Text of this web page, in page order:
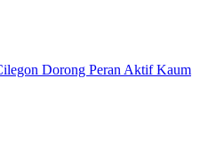
Dorong Peran Aktif Kaum